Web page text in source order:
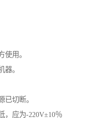
使用。
器。
已切断。
，应为-220V±10％